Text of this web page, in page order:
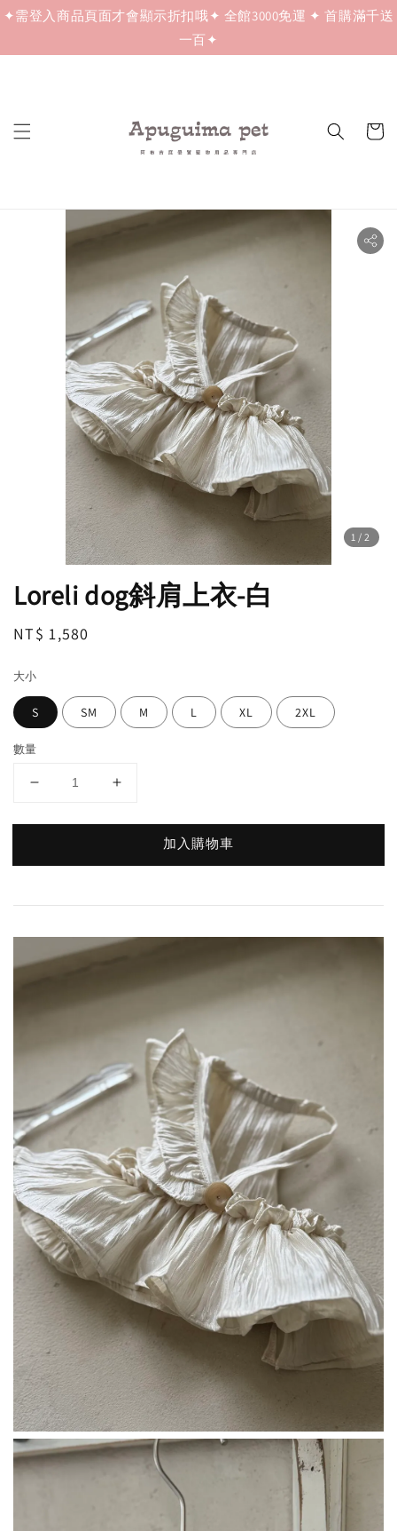
✦需登入商品頁面才會顯示折扣哦✦ 全館3000免運 ✦ 首購滿千送
一百✦
1 /2
Loreli dog斜肩上衣-白
Regular
NT$ 1,580
大小
S SM M L XL 2XL
數量
加入購物車